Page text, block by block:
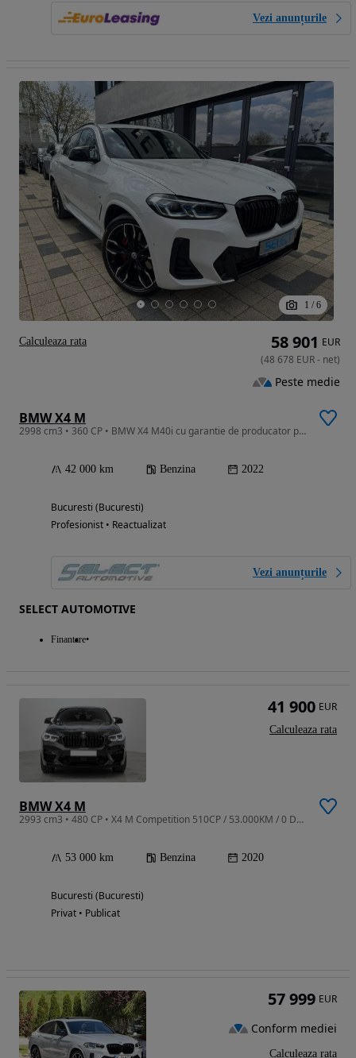
Vezi anunțurile
1 / 6
BMW X4 M
2998 cm3 • 360 CP • BMW X4 M40i cu garantie de producator pana in 11/2026
42 000 km Benzina 2022
Bucuresti (Bucuresti)
Profesionist • Reactualizat
Vezi anunțurile
SELECT AUTOMOTIVE
Finantare
58 901 EUR
(48 678 EUR- net)
Peste medie
Calculeaza rata
BMW X4 M
2993 cm3 • 480 CP • X4 M Competition 510CP / 53.000KM / 0 Daune
53 000 km Benzina 2020
Bucuresti (Bucuresti)
Privat • Publicat
41 900 EUR
Calculeaza rata
57 999 EUR
Conform mediei
Calculeaza rata